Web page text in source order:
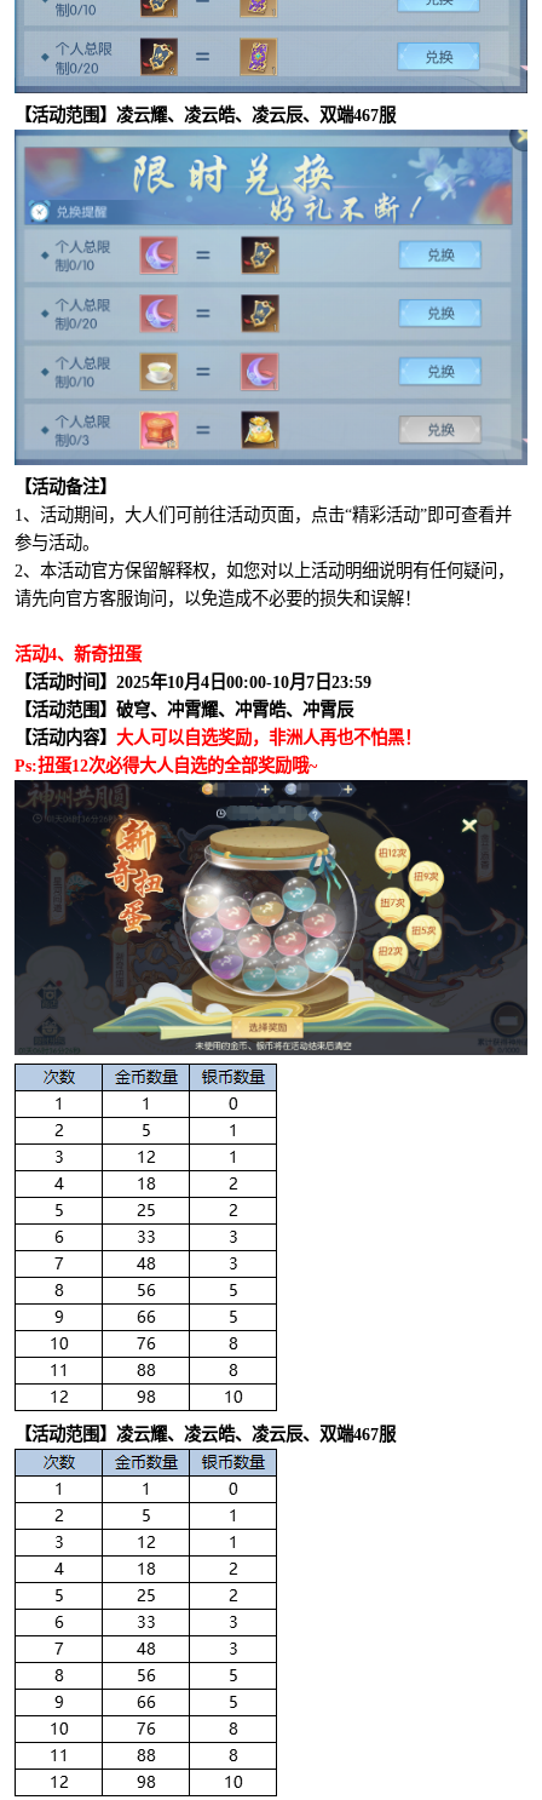
【活动范围】凌云耀、凌云皓、凌云辰、双端467服
【活动备注】
1、活动期间，大人们可前往活动页面，点击“精彩活动”即可查看并
参与活动。
2、本活动官方保留解释权，如您对以上活动明细说明有任何疑问，
请先向官方客服询问，以免造成不必要的损失和误解！
活动4、新奇扭蛋
【活动时间】2025年10月4日00:00-10月7日23:59
【活动范围】破穹、冲霄耀、冲霄皓、冲霄辰
【活动内容】 大人可以自选奖励，非洲人再也不怕黑！
Ps:扭蛋12次必得大人自选的全部奖励哦~
【活动范围】凌云耀、凌云皓、凌云辰、双端467服